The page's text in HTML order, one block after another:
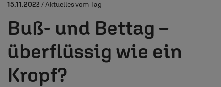
15.11.2022 / Aktuelles vom Tag
Buß- und Bettag –
überflüssig wie ein
Kropf?